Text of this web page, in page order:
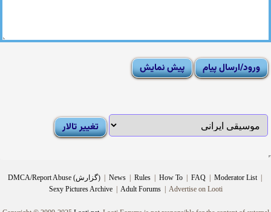
DMCA/Report Abuse (گزارش) | News | Rules | How To | FAQ | Moderator List |
Sexy Pictures Archive | Adult Forums |Advertise on Looti